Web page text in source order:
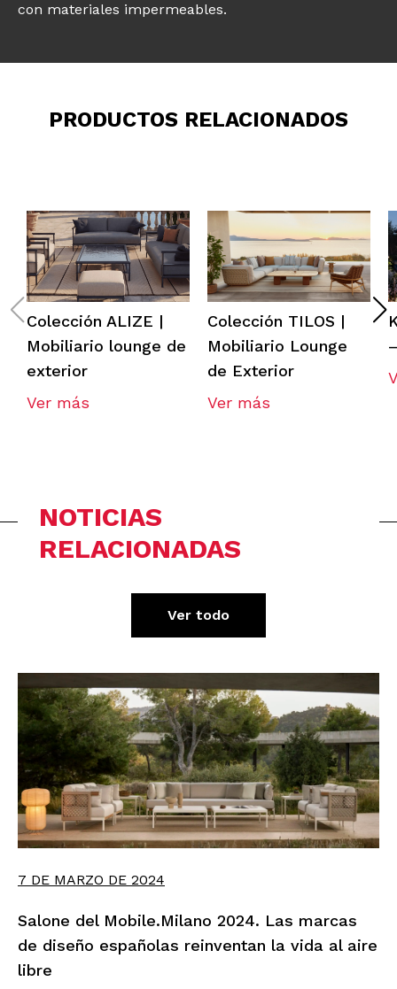
con materiales impermeables.
PRODUCTOS RELACIONADOS
Colección ALIZE |
Mobiliario lounge de
exterior
Ver más
Colección TILOS |
Mobiliario Lounge
de Exterior
Ver más
NOTICIAS
RELACIONADAS
Ver todo
7 DE MARZO DE 2024
Salone del Mobile.Milano 2024. Las marcas
de diseño españolas reinventan la vida al aire
libre